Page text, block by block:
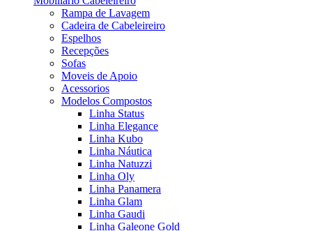
Rampa de Lavagem
Cadeira de Cabeleireiro
Espelhos
Recepções
Sofas
Moveis de Apoio
Acessorios
Modelos Compostos
Linha Status
Linha Elegance
Linha Kubo
Linha Náutica
Linha Natuzzi
Linha Oly
Linha Panamera
Linha Glam
Linha Gaudi
Linha Galeone Gold